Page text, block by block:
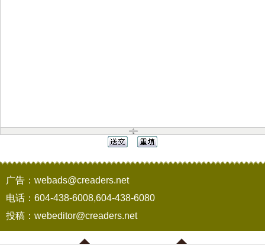
广告：webads@creaders.net
电话：604-438-6008,604-438-6080
投稿：webeditor@creaders.net